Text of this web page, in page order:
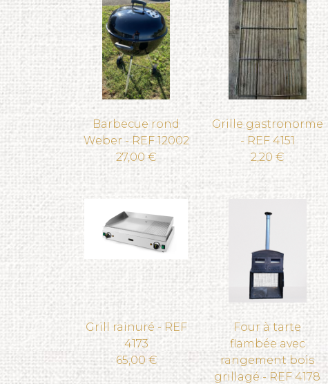
Barbecue rond
Weber - REF 12002
27,00 €
Grille gastronorme
- REF 4151
2,20 €
Grill rainuré - REF
4173
65,00 €
Four à tarte
flambée avec
rangement bois
grillagé - REF 4178